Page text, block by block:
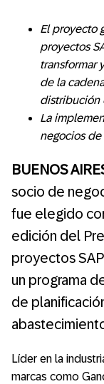
El proyecto
proyectos
transformar
de la
distribución
La
negocios de
BUENOS
socio de
fue elegido
edición del
proyectos
un programa
de
Líder en la
marcas como